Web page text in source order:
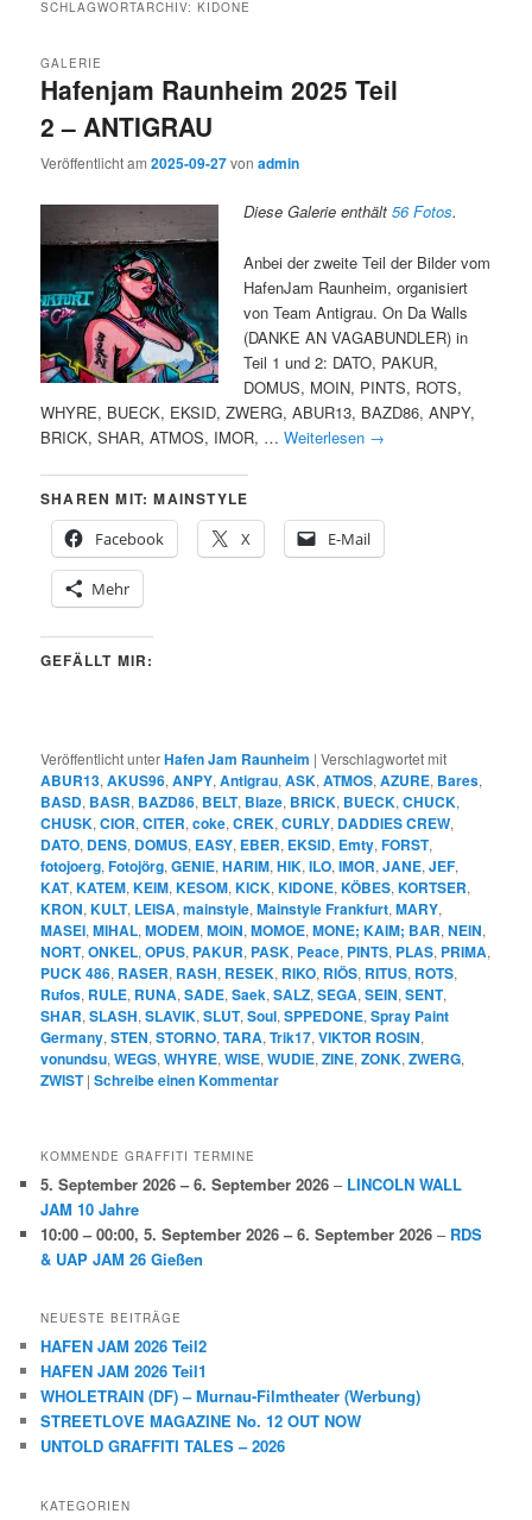
SCHLAGWORTARCHIV:KIDONE
Hafenjam Raunheim 2025 Teil
2 – ANTIGRAU
GALERIE
Veröffentlicht am2025-09-27vonadmin
Diese Galerie enthält56 Fotos.
Anbei der zweite Teil der Bilder vom
HafenJam Raunheim, organisiert
von Team Antigrau. On Da Walls
(DANKE AN VAGABUNDLER) in
Teil 1 und 2: DATO, PAKUR,
DOMUS, MOIN, PINTS, ROTS,
WHYRE, BUECK, EKSID, ZWERG, ABUR13, BAZD86, ANPY,
BRICK, SHAR, ATMOS, IMOR, …Weiterlesen →
SHAREN MIT: MAINSTYLE
Facebook
X E-Mail
Mehr
GEFÄLLT MIR:
Veröffentlicht unterHafen Jam Raunheim |Verschlagwortet mit
ABUR13,AKUS96,ANPY,Antigrau,ASK,ATMOS,AZURE, Bares,
BASD, BASR, BAZD86, BELT, Blaze, BRICK, BUECK,CHUCK,
CHUSK,CIOR,CITER,coke,CREK,CURLY, DADDIES CREW,
DATO, DENS, DOMUS, EASY, EBER, EKSID, Emty,FORST,
fotojoerg,Fotojörg,GENIE,HARIM,HIK,ILO,IMOR,JANE,JEF,
KAT,KATEM,KEIM,KESOM,KICK,KIDONE,KÖBES,KORTSER,
KRON,KULT, LEISA,mainstyle,Mainstyle Frankfurt,MARY,
MASEI,MIHAL,MODEM,MOIN,MOMOE,MONE; KAIM; BAR,NEIN,
NORT,ONKEL,OPUS, PAKUR, PASK, Peace, PINTS, PLAS, PRIMA,
PUCK 486, RASER, RASH, RESEK, RIKO, RIÖS, RITUS, ROTS,
Rufos, RULE, RUNA,SADE,Saek,SALZ,SEGA,SEIN,SENT,
SHAR,SLASH,SLAVIK,SLUT,Soul,SPPEDONE,Spray Paint
Germany,STEN,STORNO,TARA,Trik17,VIKTOR ROSIN,
vonundsu,WEGS,WHYRE,WISE,WUDIE,ZINE,ZONK,ZWERG,
ZWIST |Schreibe einen Kommentar
KOMMENDE GRAFFITI TERMINE
5. September 2026 – 6. September 2026 – LINCOLN WALL
JAM 10 Jahre
10:00 – 00:00,5. September 2026 – 6. September 2026 – RDS
& UAP JAM 26 Gießen
NEUESTE BEITRÄGE
HAFEN JAM 2026 Teil2
HAFEN JAM 2026 Teil1
WHOLETRAIN (DF) – Murnau-Filmtheater (Werbung)
STREETLOVE MAGAZINE No. 12 OUT NOW
UNTOLD GRAFFITI TALES – 2026
KATEGORIEN